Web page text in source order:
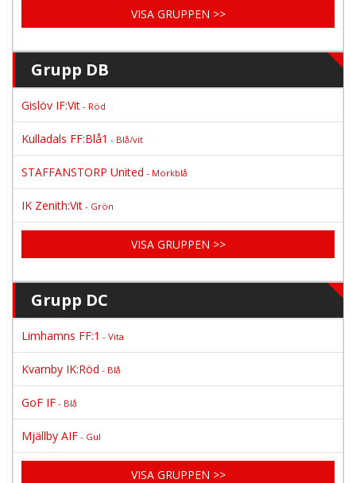
VISA GRUPPEN >>
Grupp DB
Gislöv IF:Vit - Röd
Kulladals FF:Blå1 - Blå/vit
STAFFANSTORP United - Mörkblå
IK Zenith:Vit - Grön
VISA GRUPPEN >>
Grupp DC
Limhamns FF:1 - Vita
Kvarnby IK:Röd - Blå
GoF IF - Blå
Mjällby AIF - Gul
VISA GRUPPEN >>